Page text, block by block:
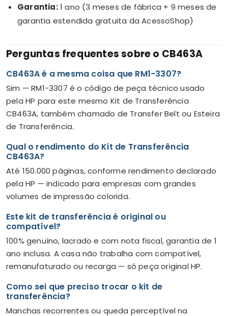
Garantia:1 ano (3 meses de fábrica + 9 meses de
garantia estendida gratuita da AcessoShop)
Perguntas frequentes sobre o CB463A
CB463A é a mesma coisa que RM1-3307?
Sim — RM1-3307 é o código de peça técnico usado
pela HP para este mesmo Kit de Transferência
CB463A, também chamado de Transfer Belt ou Esteira
de Transferência.
Qual o rendimento do Kit de Transferência
CB463A?
Até 150.000 páginas, conforme rendimento declarado
pela HP — indicado para empresas com grandes
volumes de impressão colorida.
Este kit de transferência é original ou
compatível?
100% genuíno, lacrado e com nota fiscal, garantia de 1
ano inclusa. A casa não trabalha com compatível,
remanufaturado ou recarga — só peça original HP.
Como sei que preciso trocar o kit de
transferência?
Manchas recorrentes ou queda perceptível na